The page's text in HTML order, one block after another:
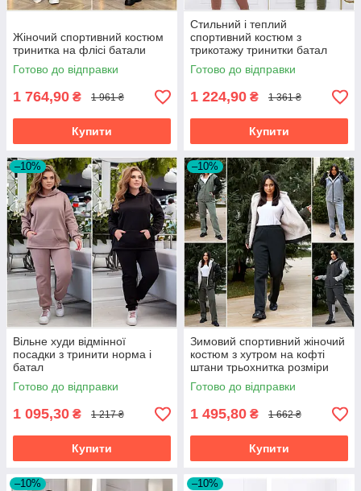
Жіночий спортивний костюм
тринитка на флісі батали
Готово до відправки
1 764,90 ₴ 1 961 ₴
Купити
Стильний і теплий
спортивний костюм з
трикотажу тринитки батал
Готово до відправки
1 224,90 ₴ 1 361 ₴
Купити
–10%
Вільне худи відмінної
посадки з тринити норма і
батал
Готово до відправки
1 095,30 ₴ 1 217 ₴
Купити
–10%
Зимовий спортивний жіночий
костюм з хутром на кофті
штани трьохнитка розміри
батал
Готово до відправки
1 495,80 ₴ 1 662 ₴
Купити
–10% –10%